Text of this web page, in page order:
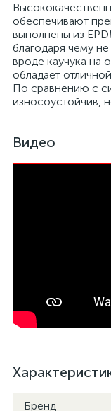
обеспечивают
выполнены из
благодаря чему
вроде каучука на
обладает
По сравнению с
износоустойчив,
Видео
Бренд